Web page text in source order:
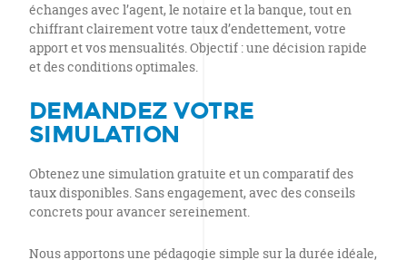
échanges avec l’agent, le notaire et la banque, tout en
chiffrant clairement votre taux d’endettement, votre
apport et vos mensualités. Objectif : une décision rapide
et des conditions optimales.
DEMANDEZ VOTRE
SIMULATION
Obtenez une simulation gratuite et un comparatif des
taux disponibles. Sans engagement, avec des conseils
concrets pour avancer sereinement.
Nous apportons une pédagogie simple sur la durée idéale,